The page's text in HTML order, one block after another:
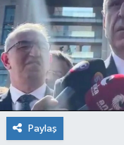
Paylaş
Sağlık
Spor
Turizm
Yaşam